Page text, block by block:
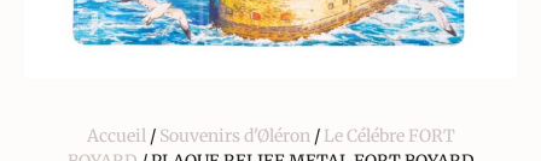
Accueil/ Souvenirs d'Øléron/ Le Célébre FORT